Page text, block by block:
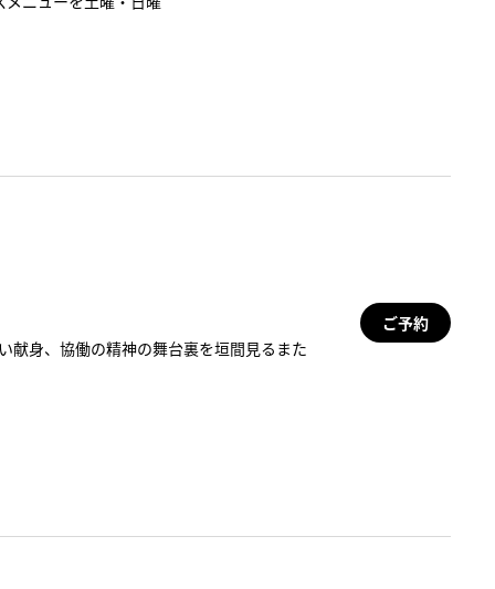
献身、協働の精神の舞台裏を垣間見るまた
ご予約